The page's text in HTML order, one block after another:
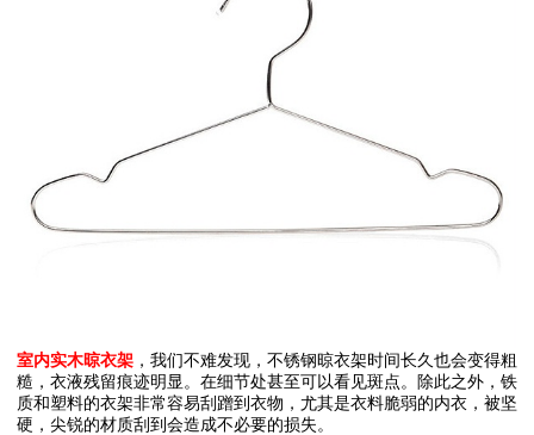
室内实木晾衣架 ，我们不难发现，不锈钢晾衣架时间长久也会变得粗
糙，衣液残留痕迹明显。在细节处甚至可以看见斑点。除此之外，铁
质和塑料的衣架非常容易刮蹭到衣物，尤其是衣料脆弱的内衣，被坚
硬，尖锐的材质刮到会造成不必要的损失。